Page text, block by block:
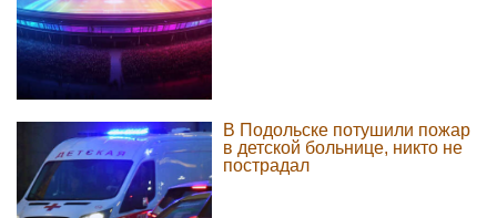
В Подольске потушили пожар
в детской больнице, никто не
пострадал